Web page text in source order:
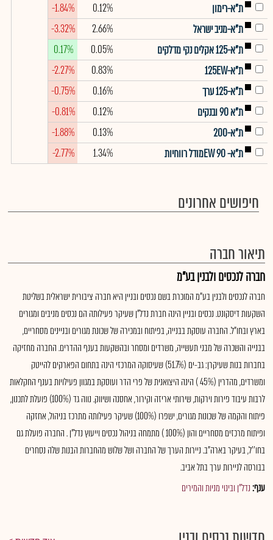
ת"א-רימון
0.12%
-1.84%
ת"א-מניב ישראל
2.66%
-3.32%
ת"א-125 אקלים נקי מדלקים
0.05%
0.17%
ת"א-125EW
0.83%
-2.27%
ת"א-125 ערך
0.16%
-0.75%
ת"א 90 ובנקים
0.12%
-0.81%
ת"א-200
0.13%
-1.88%
ת"א- EW 90מודל רווחיות
1.34%
-2.77%
חיפושים אחרונים
תיאור חברה
חברה לנכסים ולבנין בע"מ
חברה לנכסים ולבנין בע"מ המוכרת בשם נכסים ובניין היא חברה ציבורית ישראלית בשליטת
השקעות דיסקונט. נכסים ובניין הינה חברת נדל"ן שעיקר פעילותה הם נכסים מניבים ומגורים
בארץ ובחו"ל. החברה עוסקת בבנייה, בפיתוח ובמכירה של שכונת מגורים ובניינים מסחריים,
בבנייה והשכרה של מבני תעשייה, משרדים ומסחר ובהשקעות בענף ההדרים. החברה מחזיקה
בחברות בנות שעיקרן: גב-ים (51.7%) שעיסוקה המרכזי הינה בתחום הפארקים להייטק
ומשרדים, מהדרין (45% ) הינה היצואנית של פרי הדר ועוסקת במגוון פעילויות בענף החקלאות
לרבות עיבוד פירות וירקות, שירותי אריזה וקירור, אחסנה ושיווק. נווה גד (100%) פועלת לתכנון,
פיתוח והקמה של שכונות מגורים, ישפרו (100%) שעיקר פעילותה מתרכז בניהול, אחזקה
ופיתוח מרכזים מסחריים והון (100% ) מתמחה בניהול נכסים וייעוץ נדל"ן . החברה פועלת גם
בחו''ל, בעיקר בארה"ב. ניירות הערך של החברה ושל שלוש מהחברות הבנות שלה נסחרים
בבורסה לניירות ערך בתל אביב.
ענף:נדל"ן ובינוי מניות והמירים